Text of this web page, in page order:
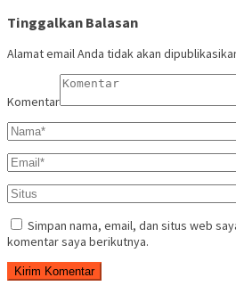
Tinggalkan Balasan
Alamat email Anda tidak akan
Komentar
Simpan nama, email, dan situs web
komentar saya berikutnya.